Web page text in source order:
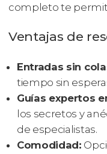
completo te
Ventajas de
Entradas sin
tiempo sin
Guías expertos
los secretos y
de especialistas.
Comodidad: